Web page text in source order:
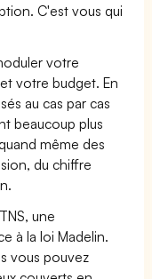
C'est vous qui
votre
votre budget. En
au cas par cas
beaucoup plus
même des
du chiffre
une
à la loi Madelin.
vous pouvez